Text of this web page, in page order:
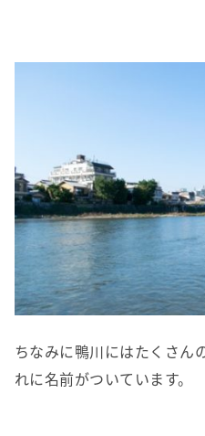
ちなみに鴨川にはたくさん
れに名前がついています。